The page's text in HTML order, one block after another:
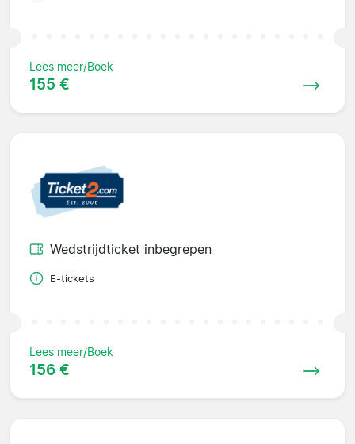
Lees meer/Boek
155 €
Wedstrijdticket inbegrepen
E-tickets
Lees meer/Boek
156 €